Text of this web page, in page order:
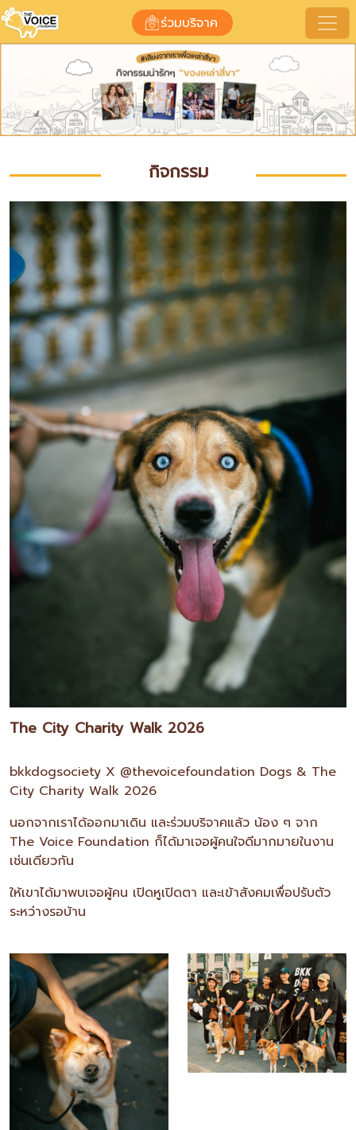
กิจกรรมของมูลนิธิ
ร่วมบริจาค
กิจกรรม
The City Charity Walk 2026
bkkdogsociety X @thevoicefoundation Dogs & The
City Charity Walk 2026
นอกจากเราได้ออกมาเดิน และร่วมบริจาคแล้ว น้อง ๆ จาก
The Voice Foundation ก็ได้มาเจอผู้คนใจดีมากมายในงาน
เช่นเดียวกัน
ให้เขาได้มาพบเจอผู้คน เปิดหูเปิดตา และเข้าสังคมเพื่อปรับตัว
ระหว่างรอบ้าน